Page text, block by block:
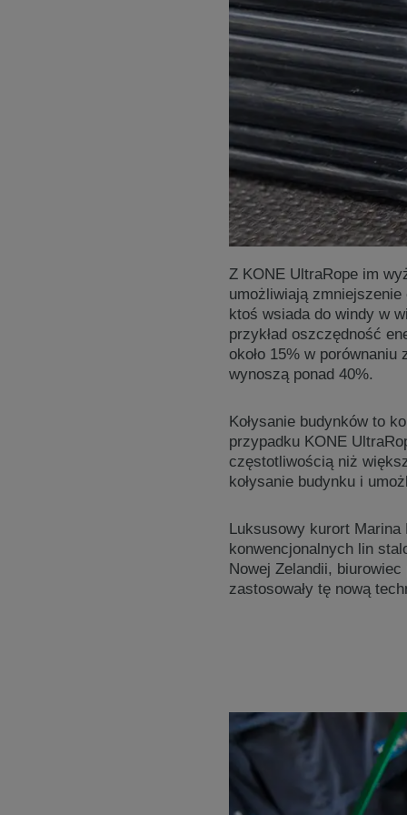
Z KONE UltraRope im
umożliwiają
ktoś wsiada do windy w
przykład oszczędność
około 15% w
wynoszą ponad 40%.
Kołysanie budynków to
przypadku KONE
częstotliwością niż
kołysanie budynku i
Luksusowy kurort Marina
konwencjonalnych lin
Nowej Zelandii, biurowiec
zastosowały tę nową